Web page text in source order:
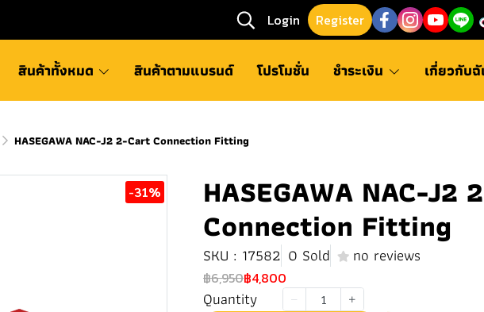
Login Register
สินค้าทั้งหมด สินค้าตามแบรนด์ โปรโมชั่น ชำระเงิน เกี่ยวกับ
HASEGAWA NAC-J2 2-Cart Connection Fitting
-31% HASEGAWA NAC-J2
Connection Fitting
SKU : 17582 0 Sold no reviews
฿6,950฿4,800
Quantity